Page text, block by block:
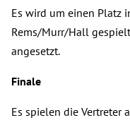
Es wird um einen Platz
Rems/Murr/Hall
angesetzt.
Finale
Es spielen die Vertreter